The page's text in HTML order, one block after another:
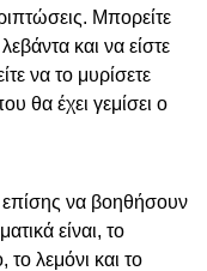
Μπορείτε
και να είστε
να το μυρίσετε
θα έχει γεμίσει ο
να βοηθήσουν
είναι, το
λεμόνι και το